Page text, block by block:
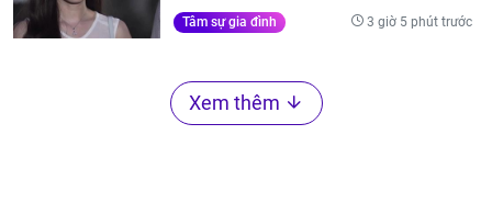
Tâm sự gia đình 3 giờ 5 phút trước
Xem thêm